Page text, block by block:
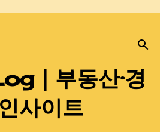
텐츠로 건너뛰기
｜부동산·경
사이트